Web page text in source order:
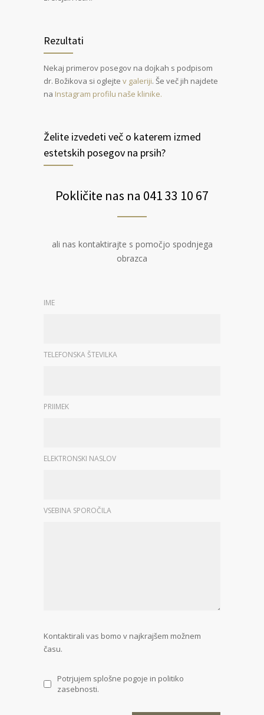
Rezultati
Nekaj primerov posegov na dojkah s podpisom
dr. Božikova si oglejte v galeriji. Še več jih najdete
na Instagram profilu naše klinike.
Želite izvedeti več o katerem izmed
estetskih posegov na prsih?
Pokličite nas na 041 33 10 67
ali nas kontaktirajte s pomočjo spodnjega
obrazca
IME
TELEFONSKA ŠTEVILKA
PRIIMEK
ELEKTRONSKI NASLOV
VSEBINA SPOROČILA
Kontaktirali vas bomo v najkrajšem možnem
času.
Potrjujem splošne pogoje in politiko
zasebnosti.